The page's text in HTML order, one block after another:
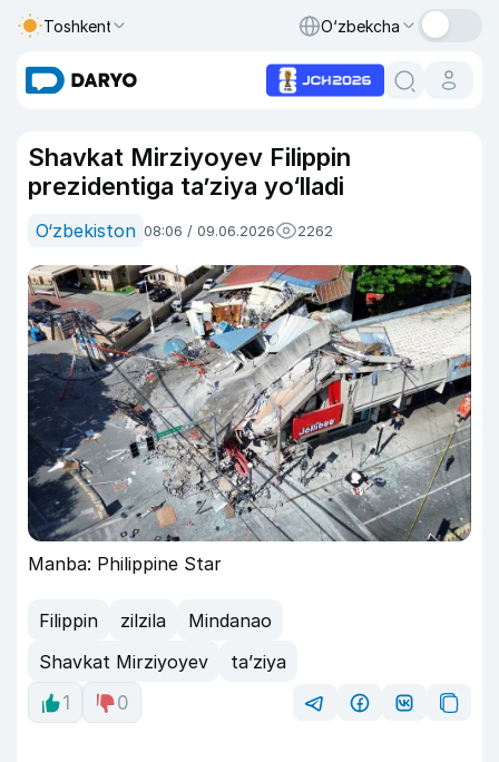
Toshkent O‘zbekcha
Shavkat Mirziyoyev Filippin
prezidentiga ta’ziya yo‘lladi
O‘zbekiston 08:06 / 09.06.2026 2262
Manba: Philippine Star
Filippin zilzila
Mindanao
Shavkat Mirziyoyev
ta’ziya
1
0